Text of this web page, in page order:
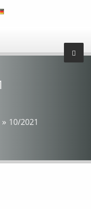
» 10/2021